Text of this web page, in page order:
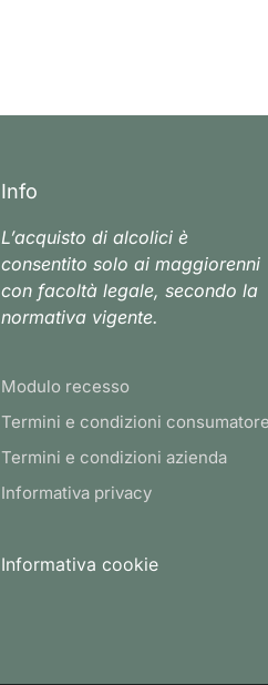
Info
L’acquisto di alcolici è
consentito solo ai maggiorenni
con facoltà legale, secondo la
normativa vigente.
Modulo recesso
Termini e condizioni consumatore
Termini e condizioni azienda
Informativa privacy
Informativa cookie